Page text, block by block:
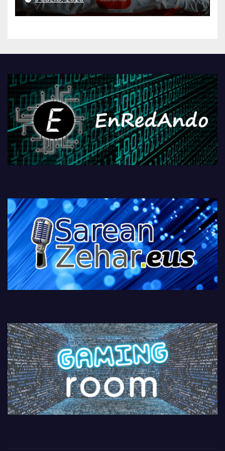
AliExpressi, AEBetako AAren
kontrola, Googleri behin
PlayStationeko bideojoko